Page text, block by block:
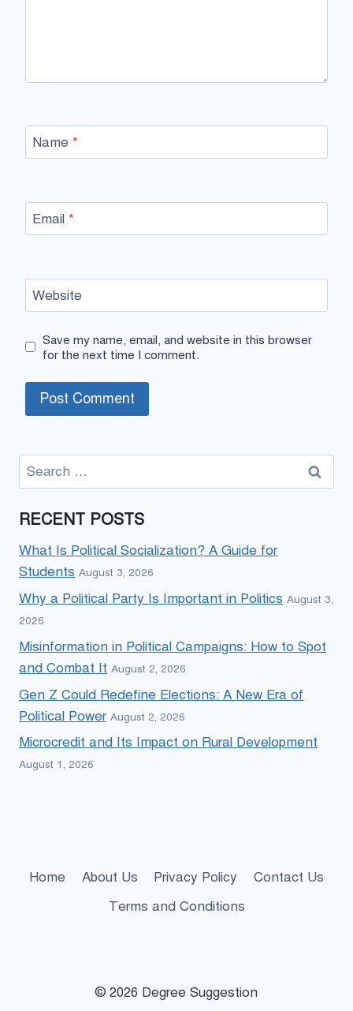
Name *
Email *
Website
Save my name, email, and website in this browser
for the next time I comment.
Search
for:
RECENT POSTS
What Is Political Socialization? A Guide for
Students August 3, 2026
Why a Political Party Is Important in Politics August 3,
2026
Misinformation in Political Campaigns: How to Spot
and Combat It August 2, 2026
Gen Z Could Redefine Elections: A New Era of
Political Power August 2, 2026
Microcredit and Its Impact on Rural Development
August 1, 2026
Home About Us Privacy Policy
Contact Us
Terms and Conditions
© 2026 Degree Suggestion